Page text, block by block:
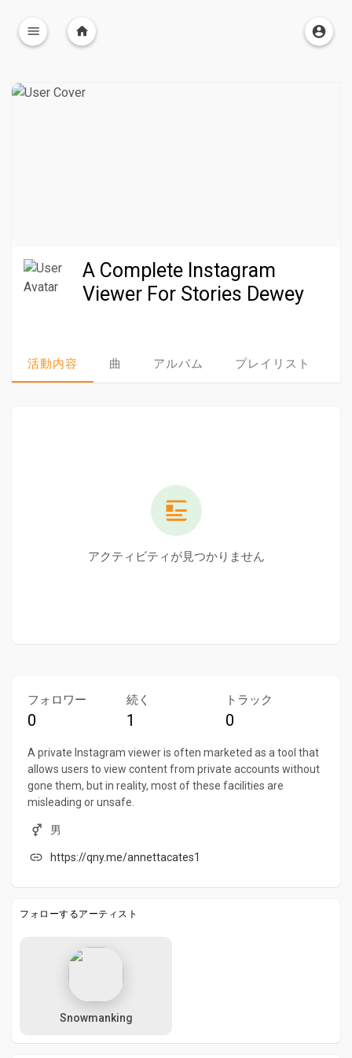
A Complete Instagram
Viewer For Stories Dewey
活動内容 曲 アルバム プレイリスト
アクティビティが見つかりません
フォロワー
0
続く
1
トラック
0
A private Instagram viewer is often marketed as a tool that
allows users to view content from private accounts without
gone them, but in reality, most of these facilities are
misleading or unsafe.
男
https://qny.me/annettacates1
フォローするアーティスト
Snowmanking